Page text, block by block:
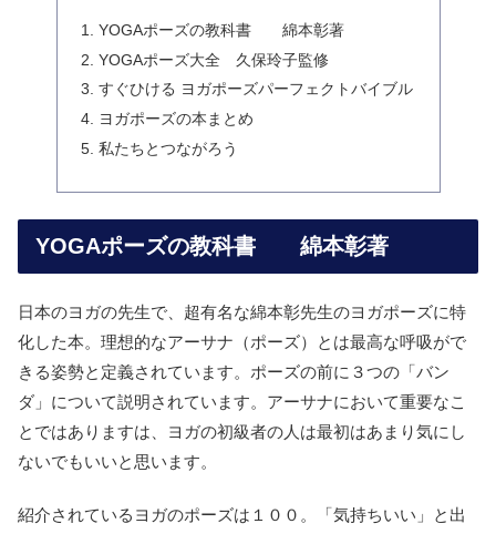
YOGAポーズの教科書 綿本彰著
YOGAポーズ大全 久保玲子監修
すぐひける ヨガポーズパーフェクトバイブル
ヨガポーズの本まとめ
私たちとつながろう
YOGAポーズの教科書 綿本彰著
日本のヨガの先生で、超有名な綿本彰先生のヨガポーズに特
化した本。理想的なアーサナ（ポーズ）とは最高な呼吸がで
きる姿勢と定義されています。ポーズの前に３つの「バン
ダ」について説明されています。アーサナにおいて重要なこ
とではありますは、ヨガの初級者の人は最初はあまり気にし
ないでもいいと思います。
紹介されているヨガのポーズは１００。「気持ちいい」と出